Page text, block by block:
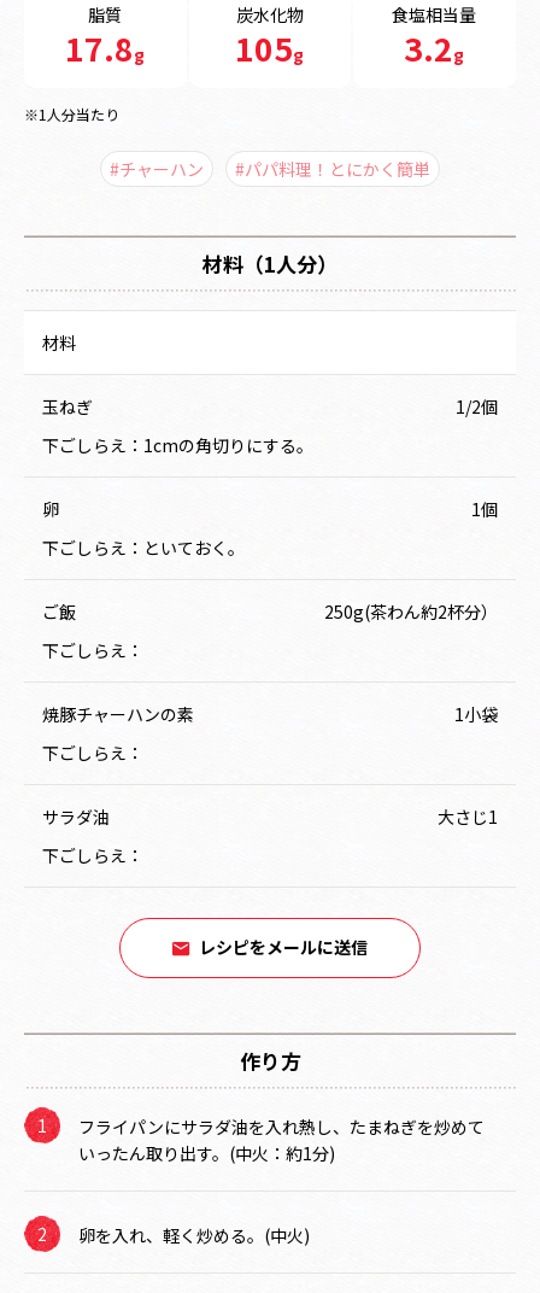
脂質
17.8g
炭水化物
105g
食塩相当量
3.2g
※1人分当たり
#チャーハン #パパ料理！とにかく簡単
材料（1人分）
材料
玉ねぎ
1/2個
下ごしらえ：1cmの角切りにする。
卵
1個
下ごしらえ：といておく。
ご飯
250g(茶わん約2杯分）
下ごしらえ：
焼豚チャーハンの素
1小袋
下ごしらえ：
サラダ油
大さじ1
下ごしらえ：
レシピをメールに送信
作り方
フライパンにサラダ油を入れ熱し、たまねぎを炒めて
いったん取り出す。(中火：約1分)
卵を入れ、軽く炒める。(中火)